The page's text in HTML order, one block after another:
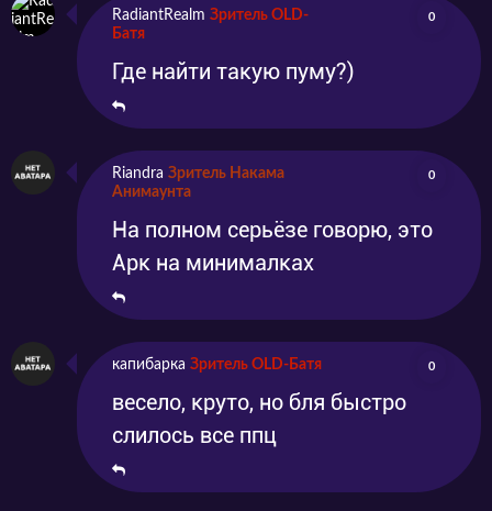
RadiantRealm Зритель OLD-
Батя
0
Где найти такую пуму?)
Riandra Зритель Накама
Анимаунта
0
На полном серьёзе говорю, это
Арк на минималках
капибарка Зритель OLD-Батя 0
весело, круто, но бля быстро
слилось все ппц